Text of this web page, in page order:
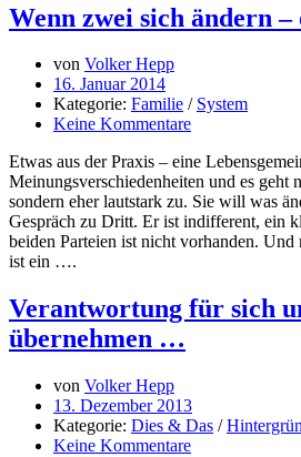
Wenn zwei sich ändern
von Volker Hepp
16. Januar 2014
Kategorie: Familie / System
Keine Kommentare
Etwas aus der Praxis – eine
Meinungsverschiedenheiten und es geht
sondern eher lautstark zu. Sie will was
Gespräch zu Dritt. Er ist indifferent, ein
beiden Parteien ist nicht vorhanden. Und
ist ein ….
Verantwortung für sich
übernehmen …
von Volker Hepp
13. Dezember 2013
Kategorie: Dies & Das /
Keine Kommentare